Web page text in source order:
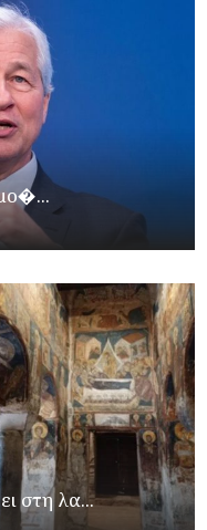
στη λα...